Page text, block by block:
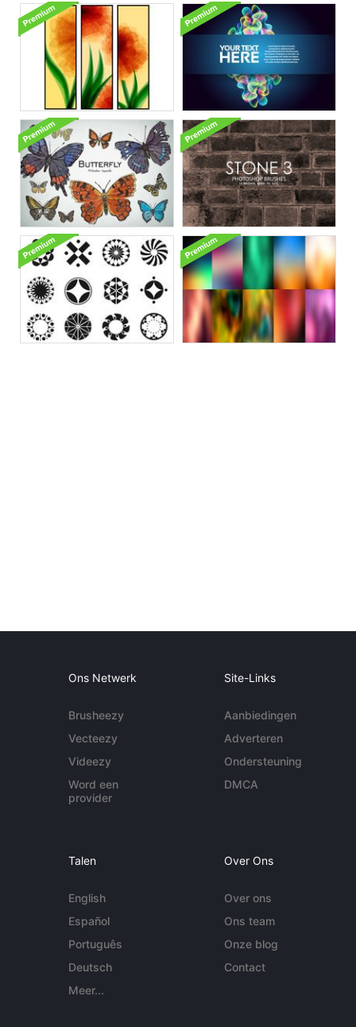
Ons Netwerk
Brusheezy
Vecteezy
Videezy
Word een
provider
Site-Links
Aanbiedingen
Adverteren
Ondersteuning
DMCA
Talen
English
Español
Português
Deutsch
Meer...
Over Ons
Over ons
Ons team
Onze blog
Contact